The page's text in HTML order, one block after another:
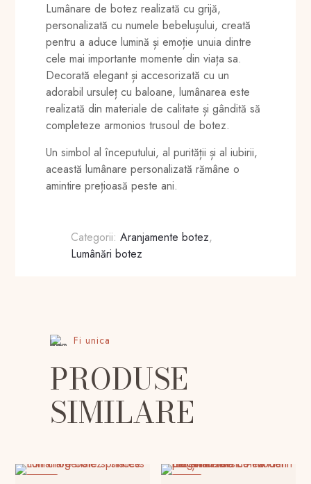
Lumânare de botez realizată cu grijă,
personalizată cu numele bebelușului, creată
pentru a aduce lumină și emoție unuia dintre
cele mai importante momente din viața sa.
Decorată elegant și accesorizată cu un
adorabil ursuleț cu baloane, lumânarea este
realizată din materiale de calitate și gândită să
completeze armonios trusoul de botez.
Un simbol al începutului, al purității și al iubirii,
această lumânare personalizată rămâne o
amintire prețioasă peste ani.
Categorii:Aranjamente botez,
Lumânări botez
Fi unica
PRODUSE
SIMILARE